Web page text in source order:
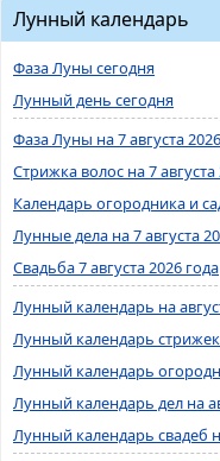
Лунный календарь
Фаза Луны сегодня
Лунный день сегодня
Фаза Луны на 7 августа
Стрижка волос на 7 августа
Календарь огородника и
Лунные дела на 7 августа
Свадьба 7 августа 2026 года
Лунный календарь на
Лунный календарь стрижек
Лунный календарь
Лунный календарь дел на
Лунный календарь свадеб